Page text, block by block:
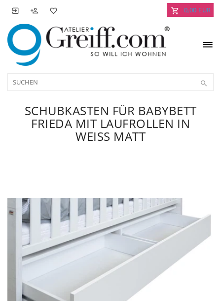
0,00 EUR
SCHUBKASTEN FÜR BABYBETT
FRIEDA MIT LAUFROLLEN IN
WEISS MATT